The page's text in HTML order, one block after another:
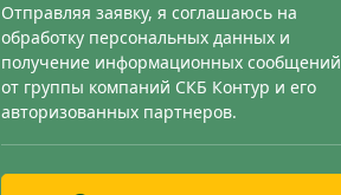
Отправляя заявку, я соглашаюсь на
обработку персональных данных и
получение информационных сообщений
от группы компаний СКБ Контур и его
авторизованных партнеров.